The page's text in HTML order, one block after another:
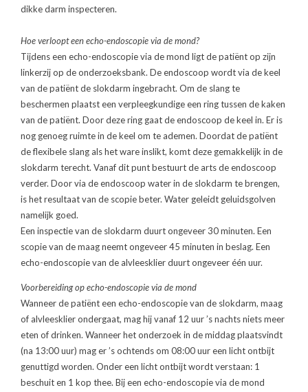
dikke darm inspecteren.
Hoe verloopt een echo-endoscopie via de mond?
Tijdens een echo-endoscopie via de mond ligt de patiënt op zijn
linkerzij op de onderzoeksbank. De endoscoop wordt via de keel
van de patiënt de slokdarm ingebracht. Om de slang te
beschermen plaatst een verpleegkundige een ring tussen de kaken
van de patiënt. Door deze ring gaat de endoscoop de keel in. Er is
nog genoeg ruimte in de keel om te ademen. Doordat de patiënt
de flexibele slang als het ware inslikt, komt deze gemakkelijk in de
slokdarm terecht. Vanaf dit punt bestuurt de arts de endoscoop
verder. Door via de endoscoop water in de slokdarm te brengen,
is het resultaat van de scopie beter. Water geleidt geluidsgolven
namelijk goed.
Een inspectie van de slokdarm duurt ongeveer 30 minuten. Een
scopie van de maag neemt ongeveer 45 minuten in beslag. Een
echo-endoscopie van de alvleesklier duurt ongeveer één uur.
Voorbereiding op echo-endoscopie via de mond
Wanneer de patiënt een echo-endoscopie van de slokdarm, maag
of alvleesklier ondergaat, mag hij vanaf 12 uur ’s nachts niets meer
eten of drinken. Wanneer het onderzoek in de middag plaatsvindt
(na 13:00 uur) mag er ’s ochtends om 08:00 uur een licht ontbijt
genuttigd worden. Onder een licht ontbijt wordt verstaan: 1
beschuit en 1 kop thee. Bij een echo-endoscopie via de mond